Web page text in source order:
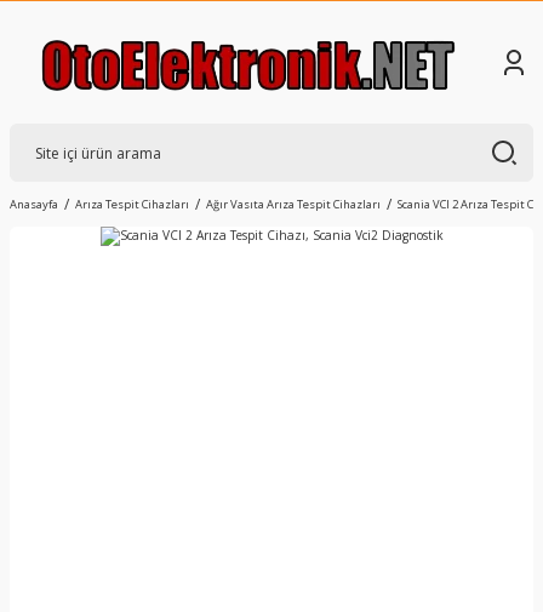
Anasayfa Arıza Tespit Cihazları Ağır Vasıta Arıza Tespit Cihazları Scania VCI 2 Arıza Tespit